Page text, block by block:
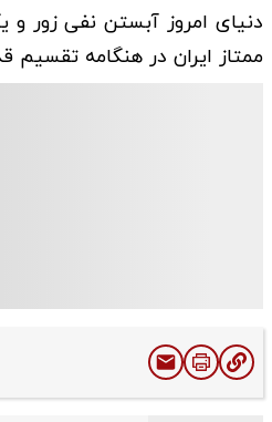
دنیای امروز آبستن نفی زور و
ممتاز ایران در هنگامه تقسیم